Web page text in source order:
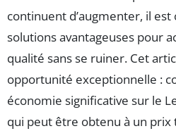
continuent d’augmenter, il
solutions avantageuses pour
qualité sans se ruiner. Cet
opportunité exceptionnelle :
économie significative sur le
qui peut être obtenu à un prix